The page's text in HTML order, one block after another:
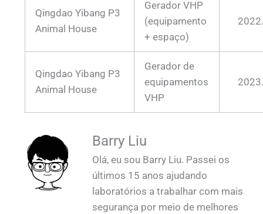
Qingdao Yibang P3
Animal House
Gerador VHP
(equipamento
+ espaço)
Qingdao Yibang P3
Animal House
Gerador de
equipamentos
VHP
Barry Liu
Olá, eu sou Barry Liu. Passei os
últimos 15 anos ajudando
laboratórios a trabalhar com mais
segurança por meio de melhores